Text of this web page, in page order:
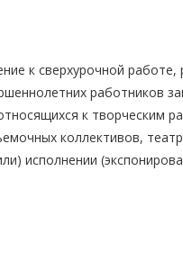
к сверхурочной
работников
к творческим
коллективов,
исполнении